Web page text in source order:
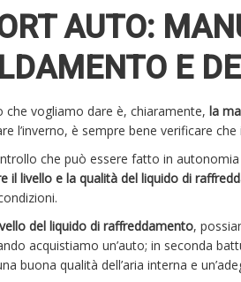
AUTO:
E
che vogliamo dare è, chiaramente, la
l’inverno, è sempre bene verificare
che può essere fatto in
il livello e la qualità del liquido di
del liquido di raffreddamento,
acquistiamo un’auto; in seconda
buona qualità dell’aria interna e